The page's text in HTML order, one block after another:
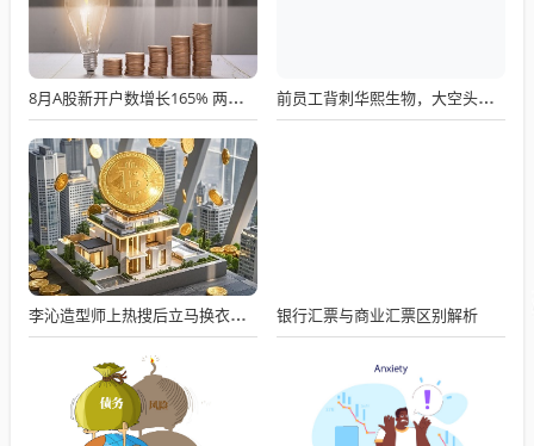
8月A股新开户数增长165% 两融余额创新高 前员工背刺华熙生物，大空头潜伏获利
李沁造型师上热搜后立马换衣服了 银行汇票与商业汇票区别解析